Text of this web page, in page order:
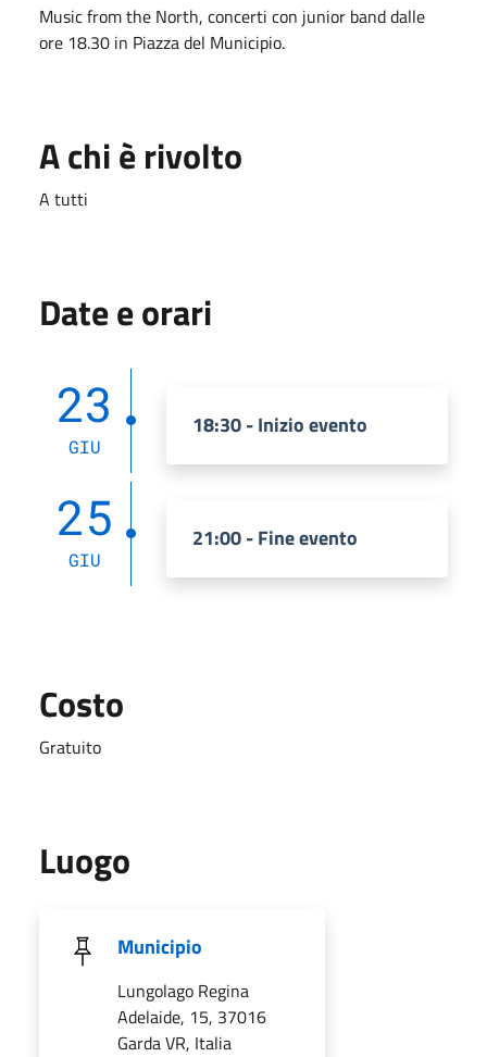
Music from the North, concerti con junior band dalle
ore 18.30 in Piazza del Municipio.
A chi è rivolto
A tutti
Date e orari
23
GIU
18:30 - Inizio evento
25
GIU
21:00 - Fine evento
Costo
Gratuito
Luogo
Municipio
Lungolago Regina
Adelaide, 15, 37016
Garda VR, Italia